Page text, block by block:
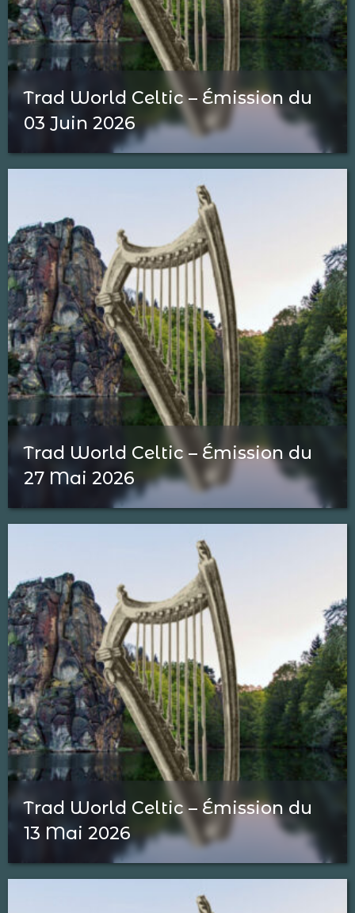
Trad World Celtic – Émission du
03 Juin 2026
Trad World Celtic – Émission du
27 Mai 2026
Trad World Celtic – Émission du
13 Mai 2026